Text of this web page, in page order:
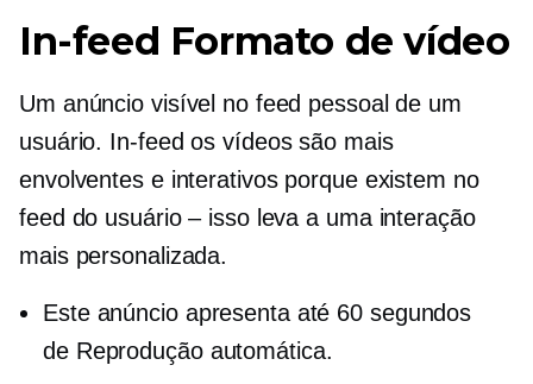
In-feed Formato de vídeo
Um anúncio visível no feed pessoal de um
usuário. In-feed os vídeos são mais
envolventes e interativos porque existem no
feed do usuário – isso leva a uma interação
mais personalizada.
Este anúncio apresenta até 60 segundos
de Reprodução automática.